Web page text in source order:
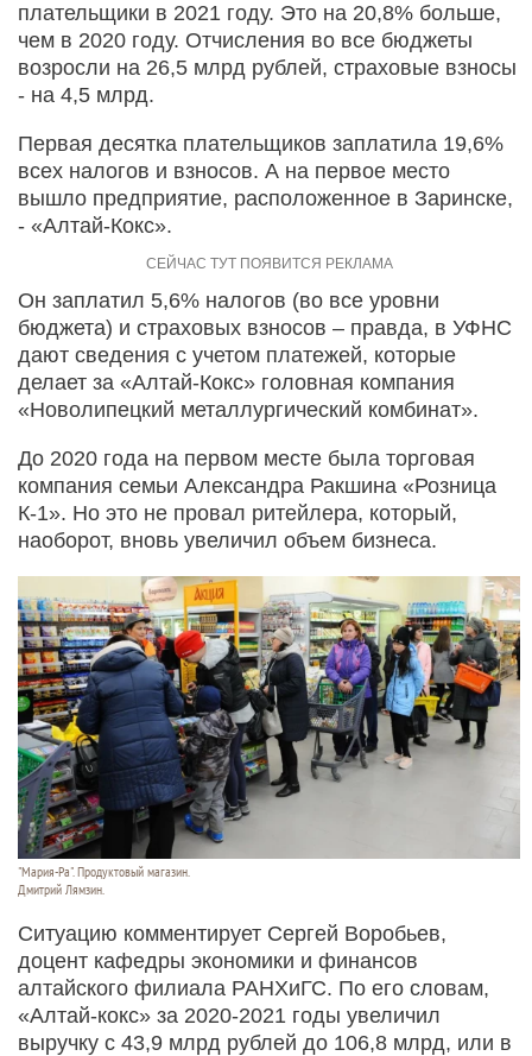
плательщики в 2021 году. Это на 20,8% больше,
чем в 2020 году. Отчисления во все бюджеты
возросли на 26,5 млрд рублей, страховые взносы
- на 4,5 млрд.
Первая десятка плательщиков заплатила 19,6%
всех налогов и взносов. А на первое место
вышло предприятие, расположенное в Заринске,
- «Алтай-Кокс».
Он заплатил 5,6% налогов (во все уровни
бюджета) и страховых взносов – правда, в УФНС
дают сведения с учетом платежей, которые
делает за «Алтай-Кокс» головная компания
«Новолипецкий металлургический комбинат».
До 2020 года на первом месте была торговая
компания семьи Александра Ракшина «Розница
К-1». Но это не провал ритейлера, который,
наоборот, вновь увеличил объем бизнеса.
"Мария-Ра". Продуктовый магазин.
Дмитрий Лямзин.
Ситуацию комментирует Сергей Воробьев,
доцент кафедры экономики и финансов
алтайского филиала РАНХиГС. По его словам,
«Алтай-кокс» за 2020-2021 годы увеличил
выручку с 43,9 млрд рублей до 106,8 млрд, или в